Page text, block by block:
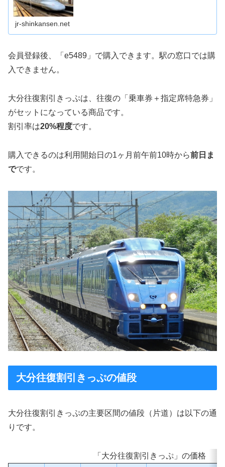
jr-shinkansen.net
会員登録後、「e5489」で購入できます。駅の窓口では購
入できません。
大分往復割引きっぷは、往復の「乗車券＋指定席特急券」
がセットになっている商品です。
割引率は20%程度です。
購入できるのは利用開始日の1ヶ月前午前10時から前日ま
でです。
大分往復割引きっぷの値段
大分往復割引きっぷの主要区間の値段（片道）は以下の通
りです。
「大分往復割引きっぷ」の価格